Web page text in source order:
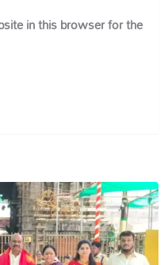
in this browser for the